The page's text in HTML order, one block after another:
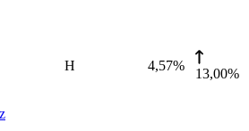
H 4,57%
13,00%